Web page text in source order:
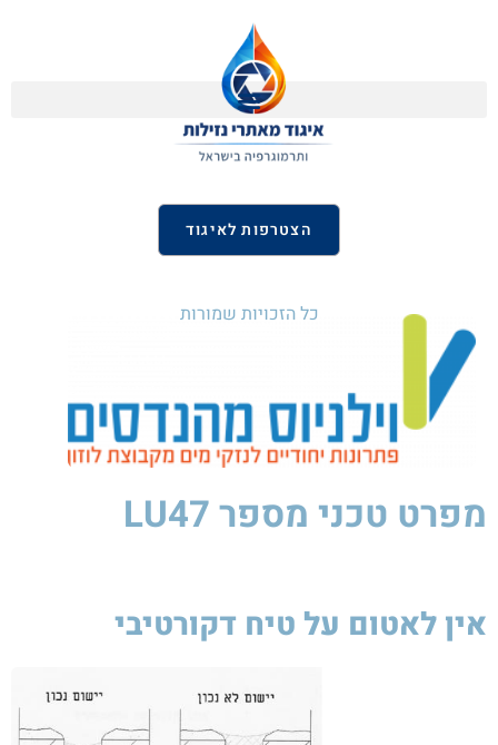
הצטרפות לאיגוד
כל הזכויות שמורות
מפרט טכני מספר LU47
אין לאטום על טיח דקורטיבי